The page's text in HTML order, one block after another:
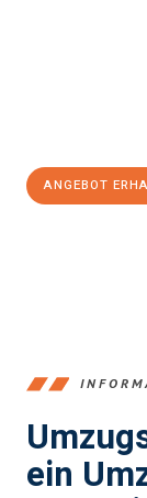
ANGEBOT
ein